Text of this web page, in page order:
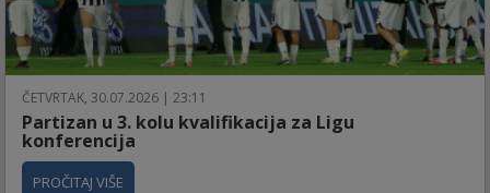
ČETVRTAK, 30.07.2026 | 23:11
Partizan u 3. kolu kvalifikacija za Ligu
konferencija
PROČITAJ VIŠE